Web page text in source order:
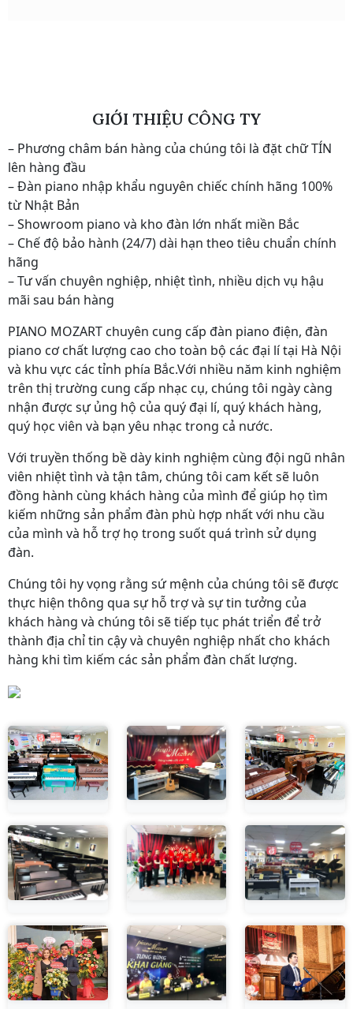
GIỚI THIỆU CÔNG TY
– Phương châm bán hàng của chúng tôi là đặt chữ TÍN
lên hàng đầu
– Đàn piano nhập khẩu nguyên chiếc chính hãng 100%
từ Nhật Bản
– Showroom piano và kho đàn lớn nhất miền Bắc
– Chế độ bảo hành (24/7) dài hạn theo tiêu chuẩn chính
hãng
– Tư vấn chuyên nghiệp, nhiệt tình, nhiều dịch vụ hậu
mãi sau bán hàng
PIANO MOZART chuyên cung cấp đàn piano điện, đàn
piano cơ chất lượng cao cho toàn bộ các đại lí tại Hà Nội
và khu vực các tỉnh phía Bắc.Với nhiều năm kinh nghiệm
trên thị trường cung cấp nhạc cụ, chúng tôi ngày càng
nhận được sự ủng hộ của quý đại lí, quý khách hàng,
quý học viên và bạn yêu nhạc trong cả nước.
Với truyền thống bề dày kinh nghiệm cùng đội ngũ nhân
viên nhiệt tình và tận tâm, chúng tôi cam kết sẽ luôn
đồng hành cùng khách hàng của mình để giúp họ tìm
kiếm những sản phẩm đàn phù hợp nhất với nhu cầu
của mình và hỗ trợ họ trong suốt quá trình sử dụng
đàn.
Chúng tôi hy vọng rằng sứ mệnh của chúng tôi sẽ được
thực hiện thông qua sự hỗ trợ và sự tin tưởng của
khách hàng và chúng tôi sẽ tiếp tục phát triển để trở
thành địa chỉ tin cậy và chuyên nghiệp nhất cho khách
hàng khi tìm kiếm các sản phẩm đàn chất lượng.